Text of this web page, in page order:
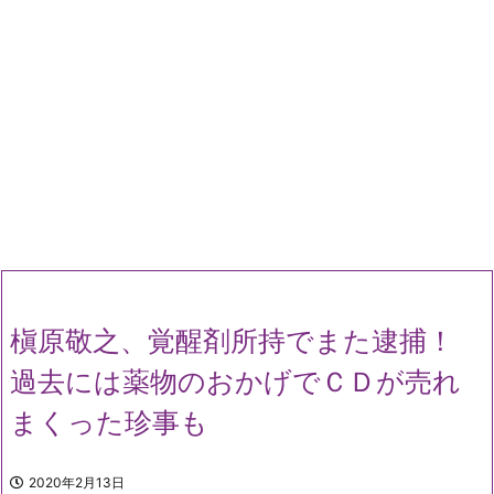
槇原敬之、覚醒剤所持でまた逮捕！
過去には薬物のおかげでＣＤが売れ
まくった珍事も
2020年2月13日